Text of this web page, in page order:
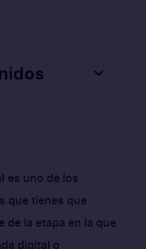
es uno de los
que tienes que
de la etapa en la que
digital o